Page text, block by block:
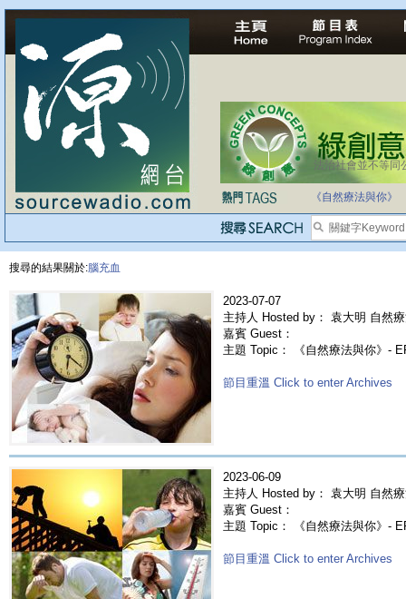
法治社會並不等同
自家教育合法化-
《自然療法與你》
搜尋的結果關於:腦充血
2023-07-07
主持人 Hosted by： 袁大明 自然
嘉賓 Guest：
主題 Topic： 《自然療法與你》-
節目重溫 Click to enter Archives
2023-06-09
主持人 Hosted by： 袁大明 自然
嘉賓 Guest：
主題 Topic： 《自然療法與你》-
節目重溫 Click to enter Archives